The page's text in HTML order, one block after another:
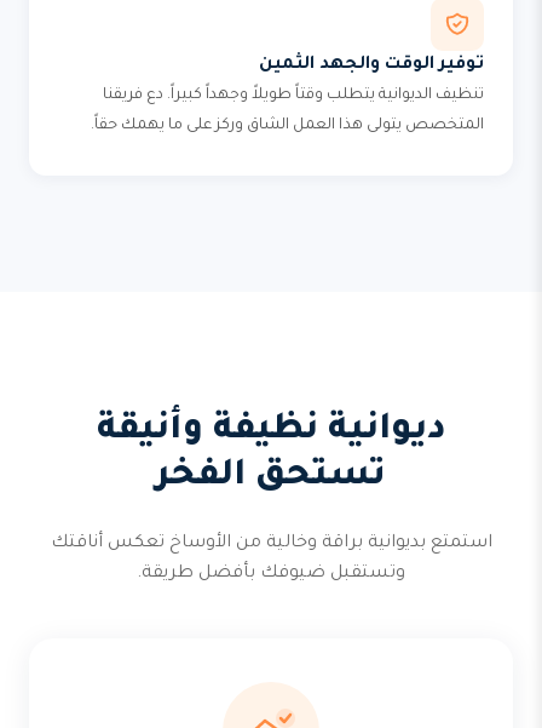
توفير الوقت والجهد الثمين
تنظيف الديوانية يتطلب وقتاً طويلاً وجهداً كبيراً. دع فريقنا
المتخصص يتولى هذا العمل الشاق وركز على ما يهمك حقاً.
ديوانية نظيفة وأنيقة
تستحق الفخر
استمتع بديوانية براقة وخالية من الأوساخ تعكس أناقتك
وتستقبل ضيوفك بأفضل طريقة.